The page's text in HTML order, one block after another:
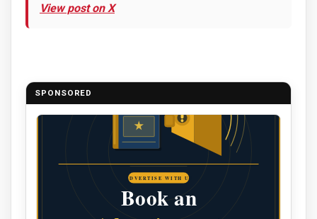
View post on X
SPONSORED